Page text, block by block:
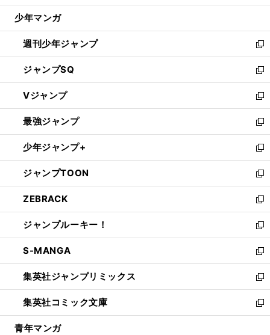
ウ
開
く
少年マンガ
週刊少年ジャンプ
新
し
い
ウ
ィ
ン
ド
ウ
で
開
く
ジャンプSQ
新
し
い
ウ
ィ
ン
ド
ウ
で
開
く
Vジャンプ
新
し
い
ウ
ィ
ン
ド
ウ
で
開
く
最強ジャンプ
新
し
い
ウ
ィ
ン
ド
ウ
で
開
く
少年ジャンプ+
新
し
い
ウ
ィ
ン
ド
ウ
で
開
く
ジャンプTOON
新
し
い
ウ
ィ
ン
ド
ウ
で
開
く
ZEBRACK
新
し
い
ウ
ィ
ン
ド
ウ
で
開
ジャンプルーキー！
新
し
い
ウ
ィ
ン
ド
ウ
S-MANGA
新
し
い
ウ
ィ
ン
集英社ジャンプリミックス
新
し
い
ウ
集英社コミック文庫
新
し
青年マンガ